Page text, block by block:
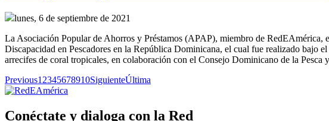
lunes, 6 de septiembre de 2021
La Asociación Popular de Ahorros y Préstamos (APAP), miembro de RedEAmérica,
Discapacidad en Pescadores en la República Dominicana, el cual fue realizado bajo
arrecifes de coral tropicales, en colaboración con el Consejo Dominicano de la
Previous1 2345678910SiguienteÚltima
Conéctate y dialoga con la Red